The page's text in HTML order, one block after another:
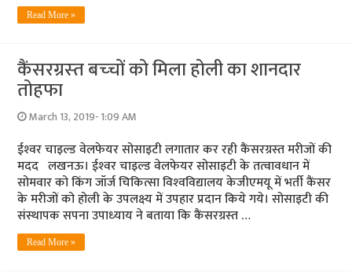
Read More »
कैंसरग्रस्‍त बच्‍चों को मिला होली का शानदार
तोहफा
March 13, 2019- 1:09 AM
ईश्‍वर चाइल्‍ड वेलफेयर सोसाइटी लगातार कर रही कैंसरग्रस्‍त मरीजों की
मदद लखनऊ। ईश्‍वर चाइल्‍ड वेलफेयर सोसाइटी के तत्‍वावधान में
सोमवार को किंग जॉर्ज चिकित्‍सा विश्‍वविद्यालय केजीएमयू में भर्ती कैंसर
के मरीजों को होली के उपलक्ष्‍य में उपहार प्रदान किये गये। सोसाइटी की
संस्‍थापक सपना उपाध्‍याय ने बताया कि कैंसरग्रस्‍त …
Read More »